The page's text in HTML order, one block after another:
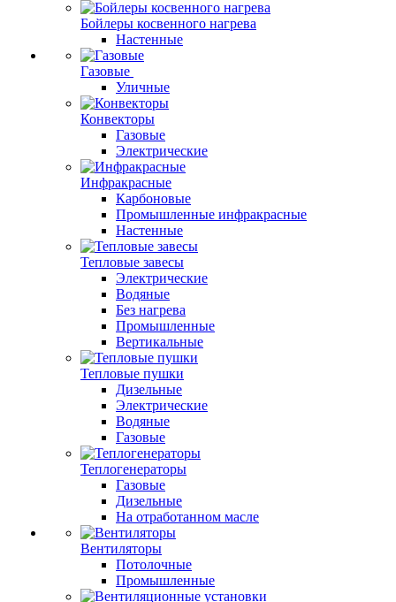
Бойлеры косвенного нагрева
Настенные
Газовые
Уличные
Конвекторы
Газовые
Электрические
Инфракрасные
Карбоновые
Промышленные инфракрасные
Настенные
Тепловые завесы
Электрические
Водяные
Без нагрева
Промышленные
Вертикальные
Тепловые пушки
Дизельные
Электрические
Водяные
Газовые
Теплогенераторы
Газовые
Дизельные
На отработанном масле
Вентиляторы
Потолочные
Промышленные